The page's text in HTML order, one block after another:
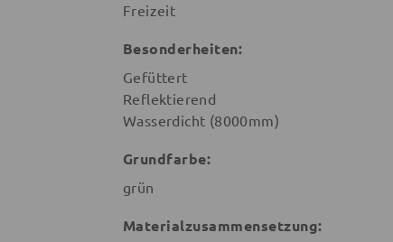
Freizeit
Besonderheiten:
Gefüttert
Reflektierend
Wasserdicht (8000mm)
Grundfarbe:
grün
Materialzusammensetzung: